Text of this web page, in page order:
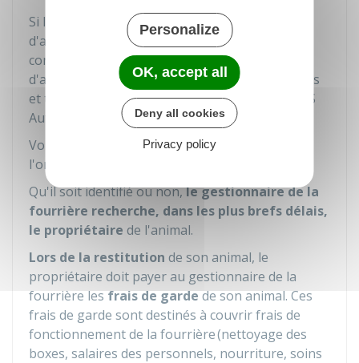
Si l'animal est retrouvé près d'une voie
d'autoroute, vous pouvez contacter la société
concessionnaire de l'autoroute via une borne
d'appel d'urgence orange (sur les aires de repos
et tous les 2 kilomètres) ou via l'application SOS
Autoroute.
Vous pouvez également contacter les forces de
l'ordre du secteur concerné en appelant le 112.
Qu'il soit identifié ou non,le gestionnaire de la
fourrière recherche, dans les plus brefs délais,
le propriétaire de l'animal.
Lors de la restitution de son animal, le
propriétaire doit payer au gestionnaire de la
fourrière lesfrais de gardede son animal. Ces
frais de garde sont destinés à couvrir frais de
fonctionnement de la fourrière (nettoyage des
boxes, salaires des personnels, nourriture, soins
Personalize
OK, accept all
Deny all cookies
Privacy policy